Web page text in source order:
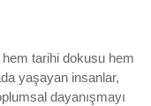
tarihi dokusu hem
yaşayan insanlar,
dayanışmayı